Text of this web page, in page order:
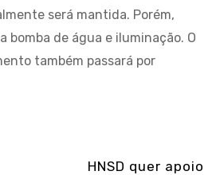
será mantida. Porém,
bomba de água e iluminação. O
também passará por
HNSD quer apoio